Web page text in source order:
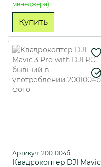
менеджера)
Купить
Артикул: 2001004б
Квадрокоптер DJI Mavic